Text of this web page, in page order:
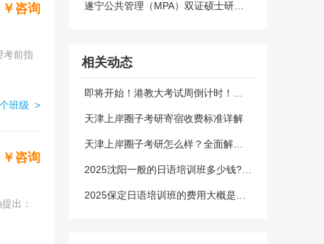
￥咨询
考前指
班级 >
￥咨询
遂宁公共管理（MPA）双证硕士研究
相关动态
即将开始！港教大考试周倒计时！海
天津上岸圈子考研寄宿收费标准详解
天津上岸圈子考研怎么样？全面解析
2025沈阳一般的日语培训班多少钱?贵
2025保定日语培训班的费用大概是多